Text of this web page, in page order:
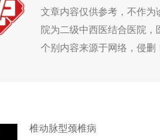
文章内容仅供参考，不作
院为二级中西医结合医院，
个别内容来源于网络，侵删
椎动脉型颈椎病